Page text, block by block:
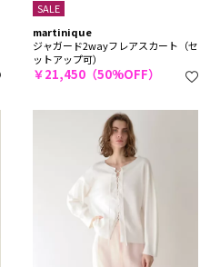
SALE
martinique
ジャガード2wayフレアスカート（セ
ットアップ可）
￥21,450（50%OFF）